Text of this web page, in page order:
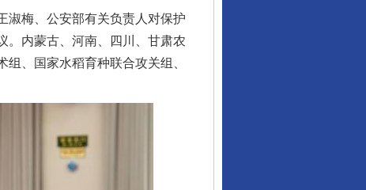
梅、公安部有关负责人对保护
。内蒙古、河南、四川、甘肃农
、国家水稻育种联合攻关组、
行业协会接连发公告